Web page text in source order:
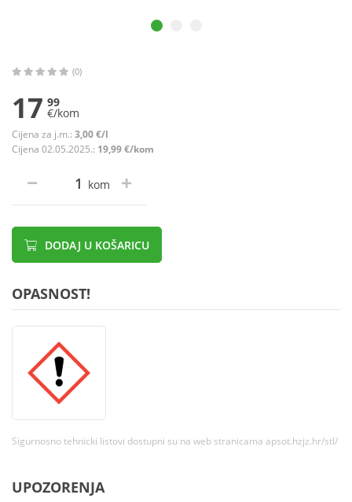
(0)
17 99
€/kom
Cijena za j.m.: 3,00 €/l
Cijena 02.05.2025.: 19,99 €/kom
kom
DODAJ U KOŠARICU
OPASNOST!
Sigurnosno tehnicki listovi dostupni su na web stranicama apsot.hzjz.hr/stl/
UPOZORENJA